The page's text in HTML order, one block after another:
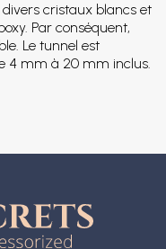
cristaux blancs et
Par conséquent,
Le tunnel est
4 mm à 20 mm inclus.